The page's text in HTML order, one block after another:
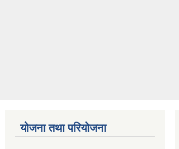
योजना तथा परियोजना